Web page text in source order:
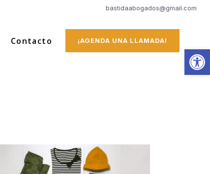
bastidaabogados@gmail.com
¡AGENDA UNA LLAMADA!
Contacto
Abrir